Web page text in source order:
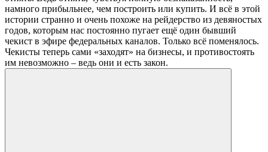
намного прибыльнее, чем построить или купить. И всё в этой
истории странно и очень похоже на рейдерство из девяностых
годов, которым нас постоянно пугает ещё один бывший
чекист в эфире федеральных каналов. Только всё поменялось.
Чекисты теперь сами «заходят» на бизнесы, и противостоять
им невозможно – ведь они и есть закон.